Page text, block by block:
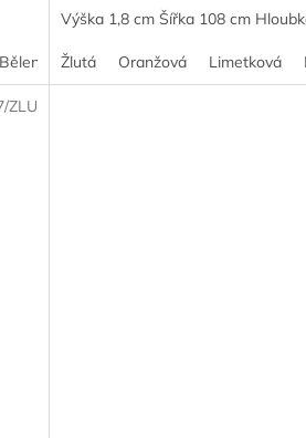
Bělený smrk Akácie Kalvados
Výška 1,8 cm Šířka 108 cm
Žlutá Oranžová Limetková
ZLU